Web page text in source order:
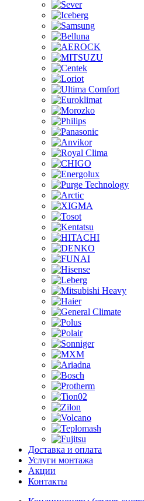
Доставка и оплата
Услуги монтажа
Акции
Контакты